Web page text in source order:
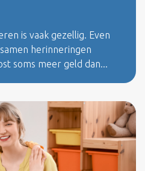
is vaak gezellig. Even
herinneringen
soms meer geld dan...